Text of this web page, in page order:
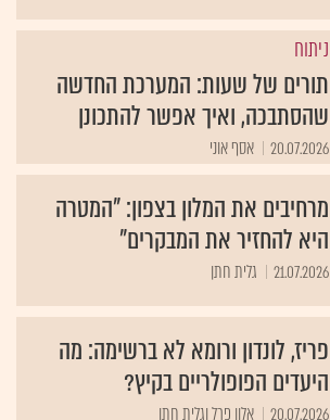
ניתוח
תורים של שעות: המערכת החדשה
שהסתבכה, ואיך אפשר להתכונן
20.07.2026 אסף אוני
מרחיבים את המלון בצפון: "המטרה
היא להחזיר את המבקרים"
21.07.2026 גלית חתן
פריז, לונדון ורומא לא ברשימה: מה
היעדים הפופולריים בקיץ?
20.07.2026 אלון פרל וגלית חתן